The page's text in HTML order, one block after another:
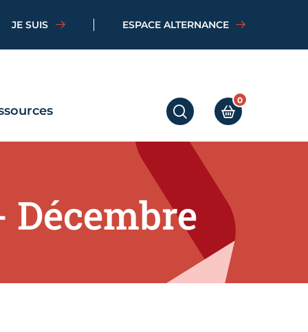
JE SUIS ESPACE ALTERNANCE
RECHERCHERMON PANIER
0